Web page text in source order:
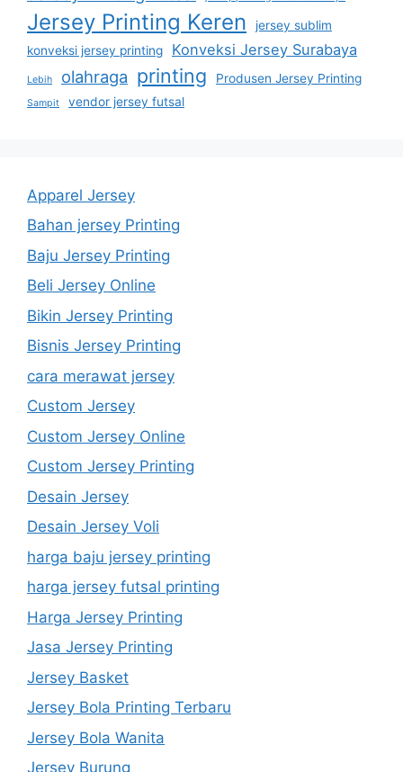
Jersey Printing Keren
jersey sublim
konveksi jersey printing
Konveksi Jersey Surabaya
Lebih olahraga printing Produsen Jersey Printing
Sampit vendor jersey futsal
Apparel Jersey
Bahan jersey Printing
Baju Jersey Printing
Beli Jersey Online
Bikin Jersey Printing
Bisnis Jersey Printing
cara merawat jersey
Custom Jersey
Custom Jersey Online
Custom Jersey Printing
Desain Jersey
Desain Jersey Voli
harga baju jersey printing
harga jersey futsal printing
Harga Jersey Printing
Jasa Jersey Printing
Jersey Basket
Jersey Bola Printing Terbaru
Jersey Bola Wanita
Jersey Burung